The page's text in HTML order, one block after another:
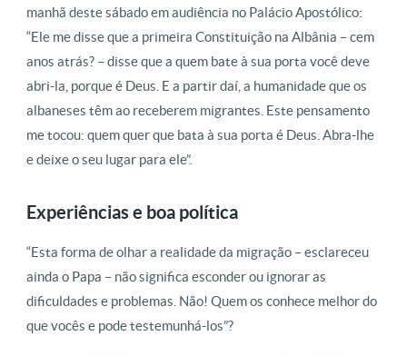
manhã deste sábado em audiência no Palácio Apostólico:
“Ele me disse que a primeira Constituição na Albânia – cem
anos atrás? – disse que a quem bate à sua porta você deve
abri-la, porque é Deus. E a partir daí, a humanidade que os
albaneses têm ao receberem migrantes. Este pensamento
me tocou: quem quer que bata à sua porta é Deus. Abra-lhe
e deixe o seu lugar para ele”.
Experiências e boa política
“Esta forma de olhar a realidade da migração – esclareceu
ainda o Papa – não significa esconder ou ignorar as
dificuldades e problemas. Não! Quem os conhece melhor do
que vocês e pode testemunhá-los”?